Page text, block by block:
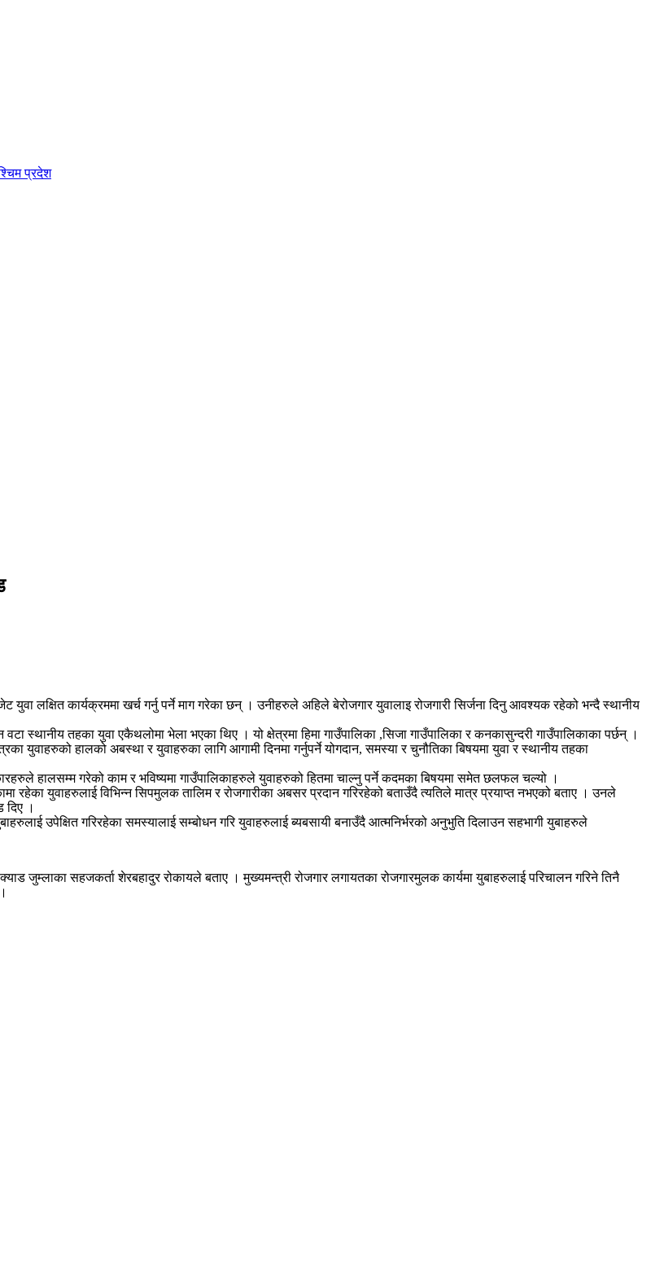
प्रदेश
लक्षित कार्यक्रममा खर्च गर्नु पर्ने माग गरेका छन् । उनीहरुले अहिले बेरोजगार युवालाइ रोजगारी सिर्जना दिनु आवश्यक रहेको भन्दै स्थानीय
स्थानीय तहका युवा एकैथलोमा भेला भएका थिए । यो क्षेत्रमा हिमा गाउँपालिका ,सिजा गाउँपालिका र कनकासुन्दरी गाउँपालिकाका पर्छन् ।
युवाहरुको हालको अबस्था र युवाहरुका लागि आगामी दिनमा गर्नुपर्ने योगदान, समस्या र चुनौतिका बिषयमा युवा र स्थानीय तहका
हालसम्म गरेको काम र भविष्यमा गाउँपालिकाहरुले युवाहरुको हितमा चाल्नु पर्ने कदमका बिषयमा समेत छलफल चल्यो ।
रहेका युवाहरुलाई विभिन्न सिपमुलक तालिम र रोजगारीका अबसर प्रदान गरिरहेको बताउँदै त्यतिले मात्र प्रयाप्त नभएको बताए । उनले
दिए ।
उपेक्षित गरिरहेका समस्यालाई सम्बोधन गरि युवाहरुलाई ब्यबसायी बनाउँदै आत्मनिर्भरको अनुभुति दिलाउन सहभागी युबाहरुले
जुम्लाका सहजकर्ता शेरबहादुर रोकायले बताए । मुख्यमन्त्री रोजगार लगायतका रोजगारमुलक कार्यमा युबाहरुलाई परिचालन गरिने तिनै